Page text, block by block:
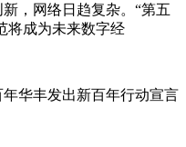
，网络日趋复杂。“第五
将成为未来数字经